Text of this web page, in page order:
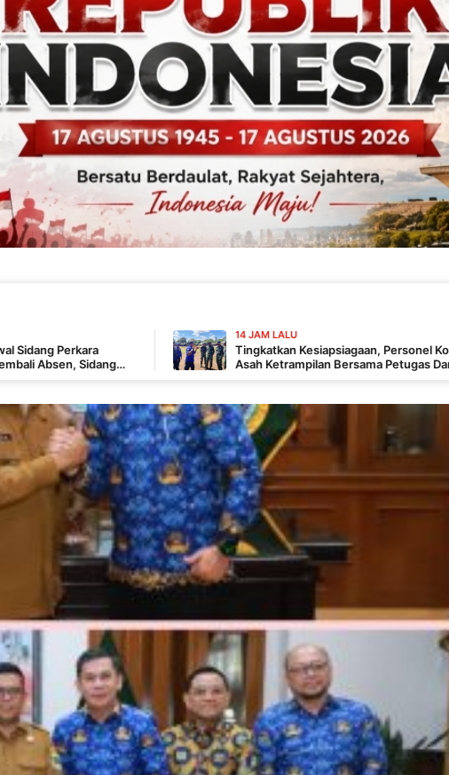
14 JAM LALU
Tingkatkan Kesiapsiagaan, Personel Kodim 1707/Merauke
Asah Ketrampilan Bersama Petugas Damkar